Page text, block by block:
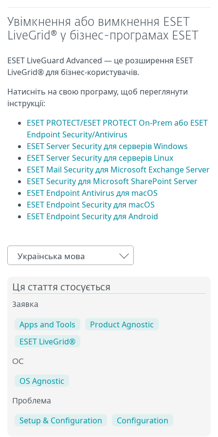
Увімкнення або вимкнення ESET
LiveGrid® у бізнес-програмах ESET
ESET LiveGuard Advanced — це розширення ESET
LiveGrid® для бізнес-користувачів.
Натисніть на свою програму, щоб переглянути
інструкції:
ESET PROTECT/ESET PROTECT On-Prem або ESET
Endpoint Security/Antivirus
ESET Server Security для серверів Windows
ESET Server Security для серверів Linux
ESET Mail Security для Microsoft Exchange Server
ESET Security для Microsoft SharePoint Server
ESET Endpoint Antivirus для macOS
ESET Endpoint Security для macOS
ESET Endpoint Security для Android
Українська мова
Ця стаття стосується
Заявка
Apps and Tools
Product Agnostic
ESET LiveGrid®
ОС
OS Agnostic
Проблема
Setup & Configuration Configuration